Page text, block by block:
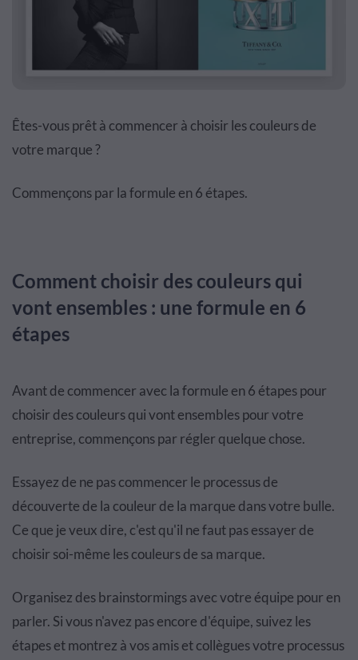
Êtes-vous prêt à commencer à choisir les couleurs de
votre marque ?
Commençons par la formule en 6 étapes.
Comment choisir des couleurs qui
vont ensembles : une formule en 6
étapes
Avant de commencer avec la formule en 6 étapes pour
choisir des couleurs qui vont ensembles pour votre
entreprise, commençons par régler quelque chose.
Essayez de ne pas commencer le processus de
découverte de la couleur de la marque dans votre bulle.
Ce que je veux dire, c'est qu'il ne faut pas essayer de
choisir soi-même les couleurs de sa marque.
Organisez des brainstormings avec votre équipe pour en
parler. Si vous n'avez pas encore d'équipe, suivez les
étapes et montrez à vos amis et collègues votre processus